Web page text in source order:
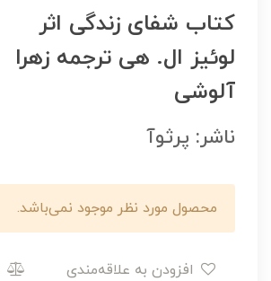
کتاب شفای زندگی اثر
لوئیز ال. هی ترجمه زهرا
آلوشی
ناشر: پرثوآ
محصول مورد نظر موجود نمی‌باشد.